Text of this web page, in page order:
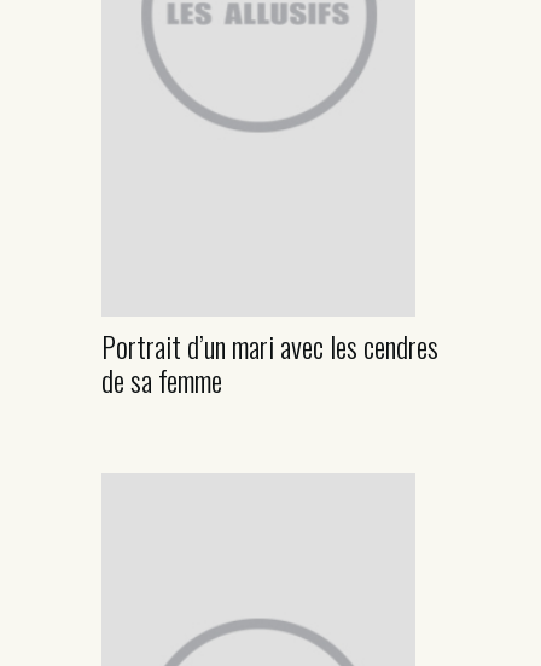
Portrait d’un mari avec les cendres
de sa femme